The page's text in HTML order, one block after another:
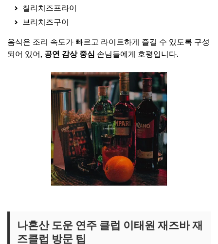
칠리치즈프라이
브리치즈구이
음식은 조리 속도가 빠르고 라이트하게 즐길 수 있도록 구성
되어 있어, 공연 감상 중심 손님들에게 호평입니다.
나혼산 도운 연주 클럽 이태원 재즈바 재
즈클럽 방문 팁